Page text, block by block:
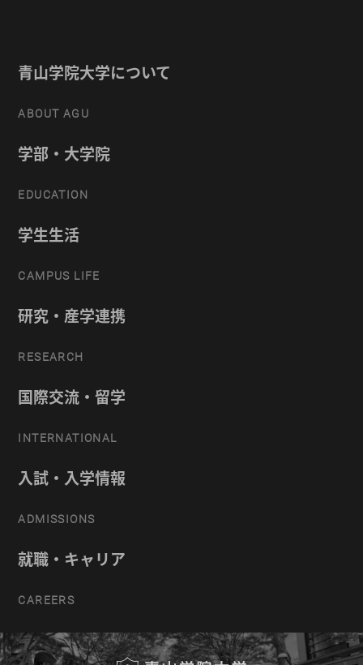
青山学院大学について
ABOUT AGU
学部・大学院
EDUCATION
学生生活
CAMPUS LIFE
研究・産学連携
RESEARCH
国際交流・留学
INTERNATIONAL
入試・入学情報
ADMISSIONS
就職・キャリア
CAREERS